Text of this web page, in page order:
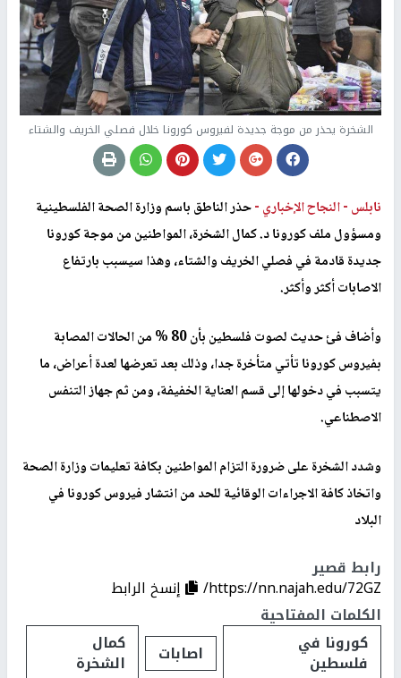
الشخرة يحذر من موجة جديدة لفيروس كورونا خلال فصلي الخريف والشتاء
نابلس -النجاح الإخباري -حذر الناطق باسم وزارة الصحة الفلسطينية
ومسؤول ملف كورونا د. كمال الشخرة، المواطنين من موجة كورونا
جديدة قادمة في فصلي الخريف والشتاء، وهذا سيسبب بارتفاع
الاصابات أكثر وأكثر.
وأضاف فئ حديث لصوت فلسطين بأن 80 % من الحالات المصابة
بفيروس كورونا تأتي متأخرة جدا، وذلك بعد تعرضها لعدة أعراض، ما
يتسبب في دخولها إلى قسم العناية الخفيفة، ومن ثم جهاز التنفس
الاصطناعي.
وشدد الشخرة على ضرورة التزام المواطنين بكافة تعليمات وزارة الصحة
واتخاذ كافة الاجراءات الوقائية للحد من انتشار فيروس كورونا في
البلاد
رابط قصير
https://nn.najah.edu/72GZ/
إنسخ الرابط
الكلمات المفتاحية
كورونا في
فلسطين اصابات كمال
الشخرة